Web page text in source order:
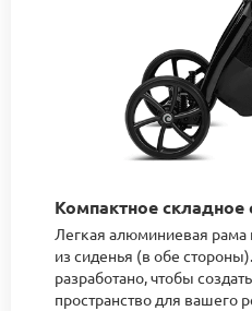
Компактное складное
Легкая алюминиевая рама
из сиденья (в обе
разработано, чтобы
пространство для вашего